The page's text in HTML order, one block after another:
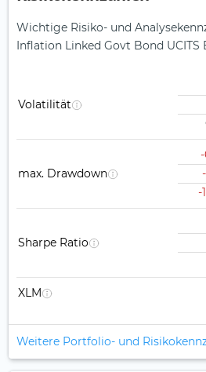
Wichtige Risiko- und
Inflation Linked Govt Bond UCITS
Volatilität
max. Drawdown
-
Sharpe Ratio
XLM
Weitere Portfolio- und